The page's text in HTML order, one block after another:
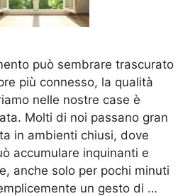
può sembrare trascurato
più connesso, la qualità
nelle nostre case è
Molti di noi passano gran
in ambienti chiusi, dove
accumulare inquinanti e
anche solo per pochi minuti
un gesto di …